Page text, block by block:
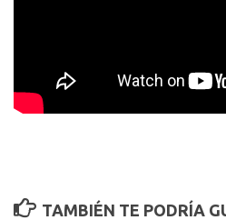
TAMBIÉN TE PODRÍA